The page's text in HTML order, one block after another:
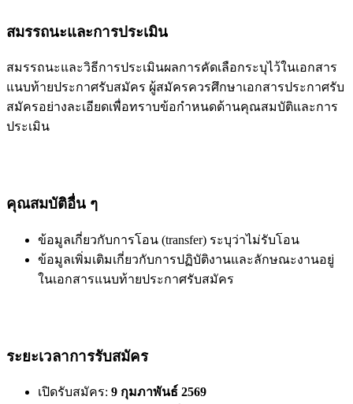
สมรรถนะและการประเมิน
สมรรถนะและวิธีการประเมินผลการคัดเลือกระบุไว้ในเอกสาร
แนบท้ายประกาศรับสมัคร ผู้สมัครควรศึกษาเอกสารประกาศรับ
สมัครอย่างละเอียดเพื่อทราบข้อกำหนดด้านคุณสมบัติและการ
ประเมิน
คุณสมบัติอื่น ๆ
ข้อมูลเกี่ยวกับการโอน (transfer) ระบุว่าไม่รับโอน
ข้อมูลเพิ่มเติมเกี่ยวกับการปฏิบัติงานและลักษณะงานอยู่
ในเอกสารแนบท้ายประกาศรับสมัคร
ระยะเวลาการรับสมัคร
เปิดรับสมัคร: 9 กุมภาพันธ์ 2569